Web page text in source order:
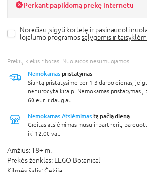
Perkant papildomą prekę internetu
Norėčiau įsigyti kortelę ir pasinaudoti
lojalumo programossąlygomis ir
Prekių kiekis ribotas. Nuolaidos nesumuojamos.
Nemokamas pristatymas
Siuntą pristatysime per 1-3 darbo dienas,
nenurodyta kitaip. Nemokamas pristatymas į
60 eur ir daugiau.
Nemokamas Atsiėmimas tą pačią dieną.
Greitas atsiėmimas mūsų ir partnerių
iki 12:00 val.
Amžius: 18+ m.
Prekės ženklas: LEGO Botanical
Kilmės šalis: Čekija